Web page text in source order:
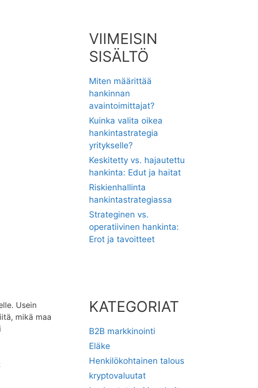
Usein
mikä maa
VIIMEISIN
SISÄLTÖ
Miten määrittää
hankinnan
avaintoimittajat?
Kuinka valita oikea
hankintastrategia
yritykselle?
Keskitetty vs. hajautettu
hankinta: Edut ja haitat
Riskienhallinta
hankintastrategiassa
Strateginen vs.
operatiivinen hankinta:
Erot ja tavoitteet
KATEGORIAT
B2B markkinointi
Eläke
Henkilökohtainen talous
kryptovaluutat